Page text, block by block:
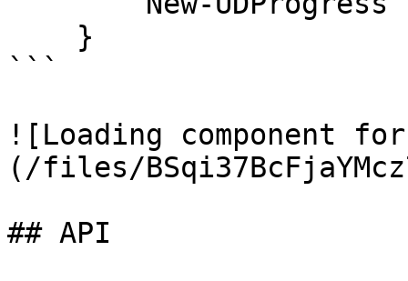
```
![Loading component
(/files/
## API